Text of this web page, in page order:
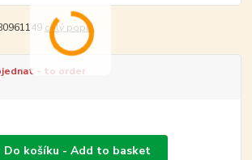
celý popis
- to order
Do košíku - Add to basket